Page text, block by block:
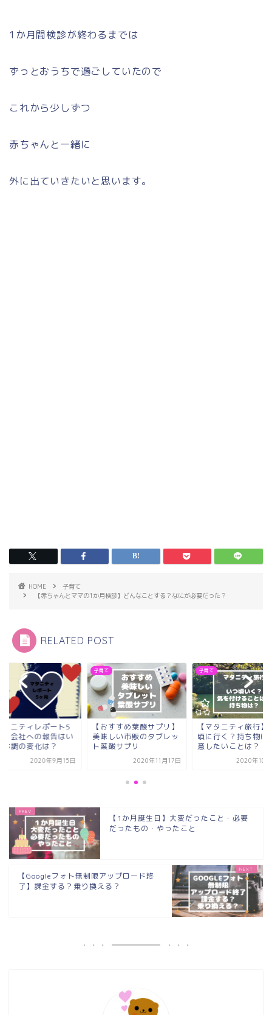
1か月間検診が終わるまでは
ずっとおうちで過ごしていたので
これから少しずつ
赤ちゃんと一緒に
外に出ていきたいと思います。
HOME
子育て
【赤ちゃんとママの1か月検診】どんなことする？なにが必要だった？
RELATED POST
タニティレポート5
】会社への報告はい
体調の変化は？
2020年9月15日
子育て
【おすすめ葉酸サプリ】
美味しい市販のタブレッ
ト葉酸サプリ
2020年11月17日
子育て
【マタニティ旅行】
頃に行く？持ち物は
意したいことは？
2020年10
【1か月誕生日】大変だったこと・必要
だったもの・やったこと
【Googleフォト無制限アップロード終
了】課金する？乗り換える？